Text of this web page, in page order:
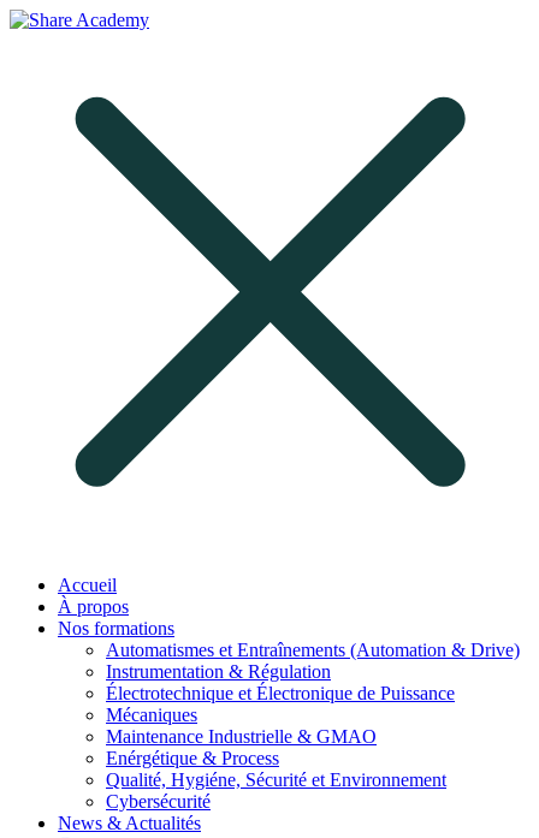
Accueil
À propos
Nos formations
Automatismes et Entraînements (Automation & Drive)
Instrumentation & Régulation
Électrotechnique et Électronique de Puissance
Mécaniques
Maintenance Industrielle & GMAO
Enérgétique & Process
Qualité, Hygiéne, Sécurité et Environnement
Cybersécurité
News & Actualités